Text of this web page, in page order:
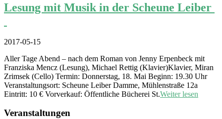
Lesung mit Musik in der Scheune Leiber
2017-05-15
Aller Tage Abend – nach dem Roman von Jenny Erpenbeck mit
Franziska Mencz (Lesung), Michael Rettig (Klavier)Klavier, Miran
Zrimsek (Cello) Termin: Donnerstag, 18. Mai Beginn: 19.30 Uhr
Veranstaltungsort: Scheune Leiber Damme, Mühlenstraße 12a
Eintritt: 10 € Vorverkauf: Öffentliche Bücherei St.Weiter lesen
Veranstaltungen